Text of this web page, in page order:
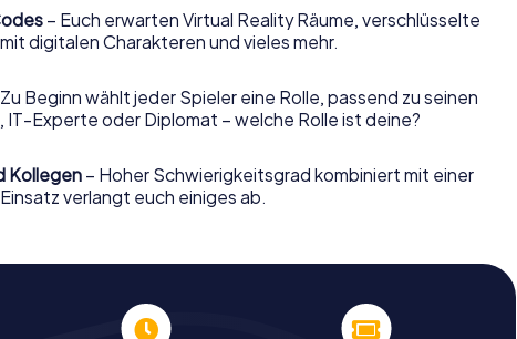
– Euch erwarten Virtual Reality Räume, verschlüsselte
digitalen Charakteren und vieles mehr.
Beginn wählt jeder Spieler eine Rolle, passend zu seinen
IT-Experte oder Diplomat – welche Rolle ist deine?
Kollegen – Hoher Schwierigkeitsgrad kombiniert mit einer
verlangt euch einiges ab.